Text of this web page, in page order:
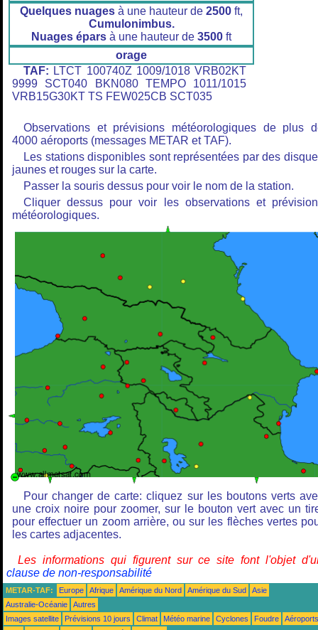
Quelques nuages à une hauteur de 2500 ft,
Cumulonimbus.
Nuages épars à une hauteur de 3500 ft
orage
TAF: LTCT 100740Z 1009/1018 VRB02KT
9999 SCT040 BKN080 TEMPO 1011/1015
VRB15G30KT TS FEW025CB SCT035
Observations et prévisions météorologiques de plus
4000 aéroports (messages METAR et TAF).
Les stations disponibles sont représentées par des
jaunes et rouges sur la carte.
Passer la souris dessus pour voir le nom de la station.
Cliquer dessus pour voir les observations et
météorologiques.
Pour changer de carte: cliquez sur les boutons verts
une croix noire pour zoomer, sur le bouton vert avec un
pour effectuer un zoom arrière, ou sur les flèches vertes
les cartes adjacentes.
Les informations qui figurent sur ce site font l'objet
clause de non-responsabilité
METAR-TAF: Europe Afrique Amérique du Nord Amérique du Sud
Asie
Australie-Océanie
Autres
Images satellite
Prévisions 10 jours Climat Météo marine Cyclones Foudre
Aéroports